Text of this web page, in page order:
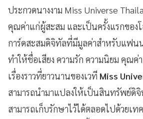
ประกวดนางงาม Miss Universe
คุณค่าแก่ผู้สะสม และเป็นครั้งแรกของ
การ์ดสะสมดิจิทัลที่มีมูลค่าสำหรับแฟนน
ทำให้ชื่อเสียง ความรัก ความนิยม คุณค่
เรื่องราวที่ยาวนานของเวที Miss
สามารถนำมาแปลงให้เป็นสินทรัพย์ดิ
สามารถเก็บรักษาไว้ได้ตลอดไปด้วยเ